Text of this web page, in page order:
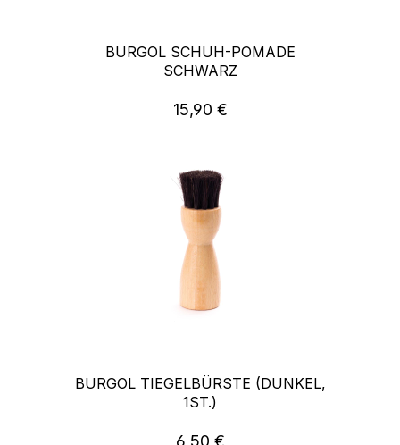
BURGOL SCHUH-POMADE
SCHWARZ
Regulärer Preis:
15,90 €
BURGOL TIEGELBÜRSTE (DUNKEL,
1ST.)
Regulärer Preis:
6,50 €